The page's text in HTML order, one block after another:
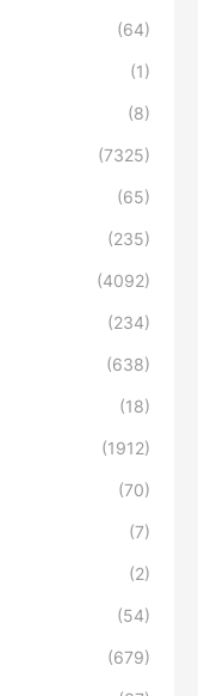
(64)
(1)
(8)
(7325)
(65)
(235)
(4092)
(234)
(638)
(18)
(1912)
(70)
(7)
(2)
(54)
(679)